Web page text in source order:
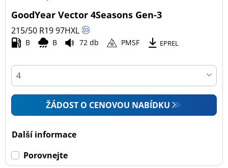
GoodYear Vector 4Seasons Gen-3
215/50 R1997HXL
B B 72 db PMSF EPREL
ŽÁDOST O CENOVOU NABÍDKU
Další informace
Porovnejte